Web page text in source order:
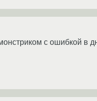
с ошибкой в